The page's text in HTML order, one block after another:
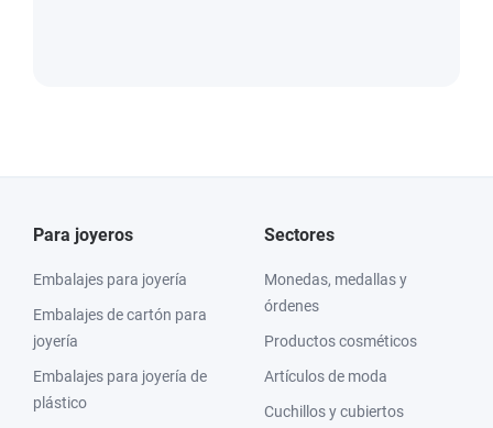
Para joyeros
Embalajes para joyería
Embalajes de cartón para
joyería
Embalajes para joyería de
plástico
Sectores
Monedas, medallas y
órdenes
Productos cosméticos
Artículos de moda
Cuchillos y cubiertos